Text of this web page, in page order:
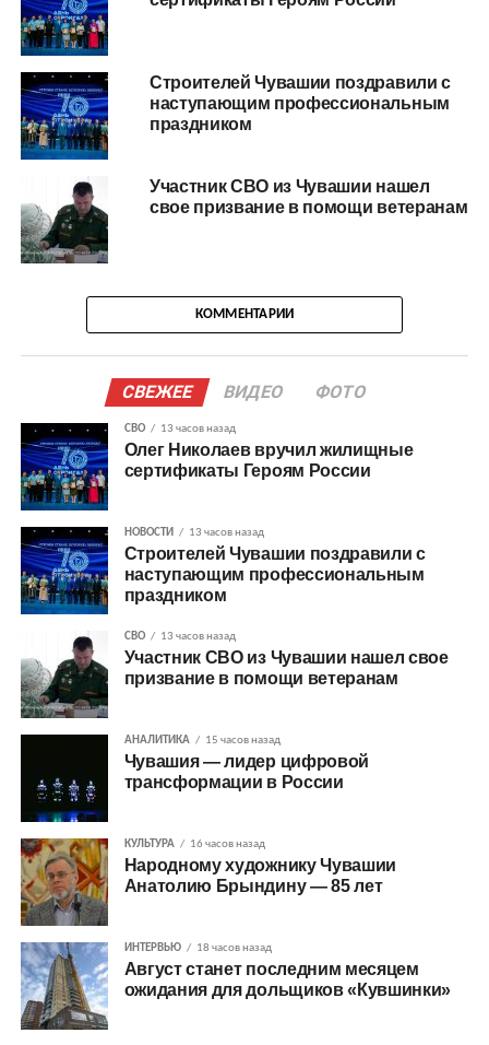
Строителей Чувашии поздравили с
наступающим профессиональным
праздником
Участник СВО из Чувашии нашел
свое призвание в помощи ветеранам
КОММЕНТАРИИ
СВЕЖЕЕ ВИДЕО ФОТО
СВО 13 часов назад
Олег Николаев вручил жилищные
сертификаты Героям России
НОВОСТИ 13 часов назад
Строителей Чувашии поздравили с
наступающим профессиональным
праздником
СВО 13 часов назад
Участник СВО из Чувашии нашел свое
призвание в помощи ветеранам
АНАЛИТИКА 15 часов назад
Чувашия — лидер цифровой
трансформации в России
КУЛЬТУРА 16 часов назад
Народному художнику Чувашии
Анатолию Брындину — 85 лет
ИНТЕРВЬЮ 18 часов назад
Август станет последним месяцем
ожидания для дольщиков «Кувшинки»